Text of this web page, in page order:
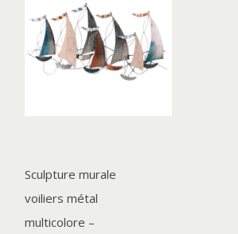
Sculpture murale
voiliers métal
multicolore –